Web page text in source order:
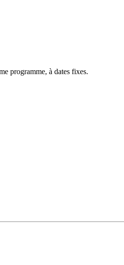
programme, à dates fixes.